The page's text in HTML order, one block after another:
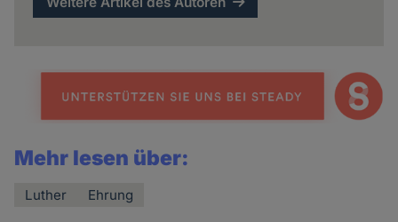
Mehr lesen über:
Luther Ehrung